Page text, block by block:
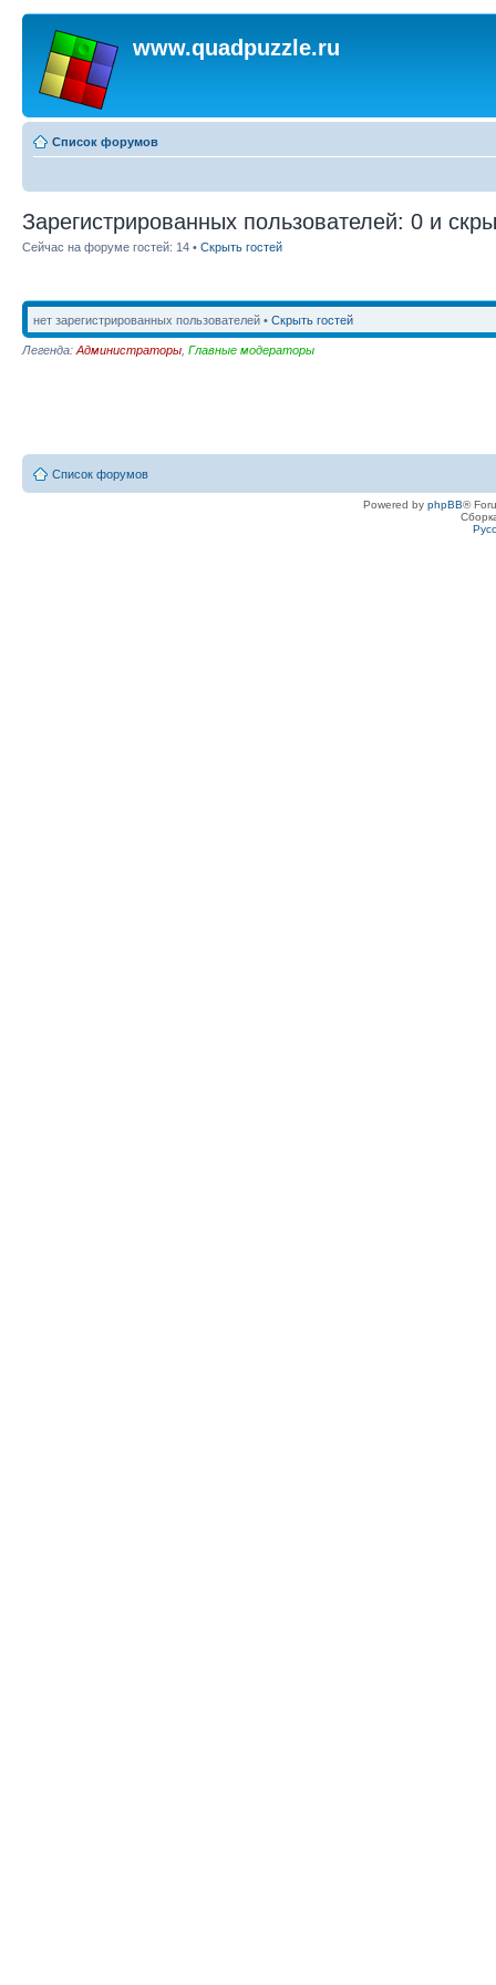
www.quadpuzzle.ru
Список форумов
Зарегистрированных пользователей: 0 и
Сейчас на форуме гостей: 14 • Скрыть гостей
нет зарегистрированных пользователей • Скрыть гостей
Легенда: Администраторы Главные модераторы
Список форумов
Powered by phpBB®